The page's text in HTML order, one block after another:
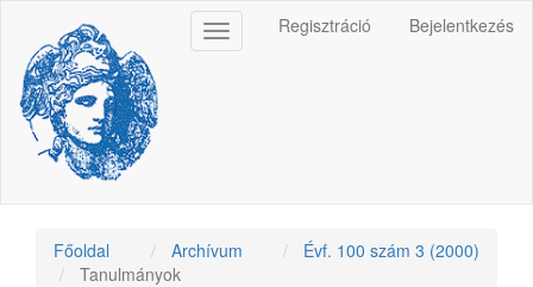
Navigation
Main
Content
Sidebar
Regisztráció Bejelentkezés
Toggle
navigation
Főoldal Archívum
Évf. 100 szám 3 (2000)
Tanulmányok